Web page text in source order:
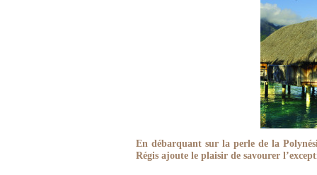
En débarquant sur la perle de la
Régis ajoute le plaisir de savourer